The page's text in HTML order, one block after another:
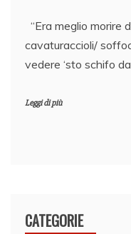
“Era meglio morire
cavaturaccioli/
vedere ‘sto schifo
Leggi di più
CATEGORIE